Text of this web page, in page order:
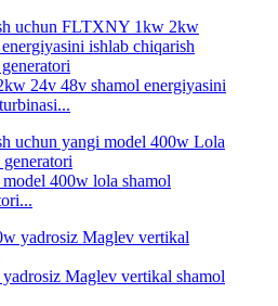
24v 48v shamol energiyasini
400w lola shamol
Maglev vertikal shamol